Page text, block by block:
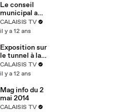
Le conseil
municipal a
voté le
budget 2014
CALAISIS TV
il y a 12 ans
Exposition sur
le tunnel à la
mairie de
Coquelles
CALAISIS TV
il y a 12 ans
Mag info du 2
mai 2014
CALAISIS TV